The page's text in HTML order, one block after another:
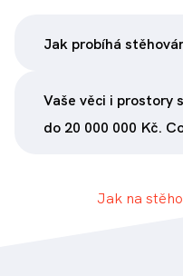
Jak probíhá
Vaše věci i prostory
do 20 000 000 Kč.
Jak na